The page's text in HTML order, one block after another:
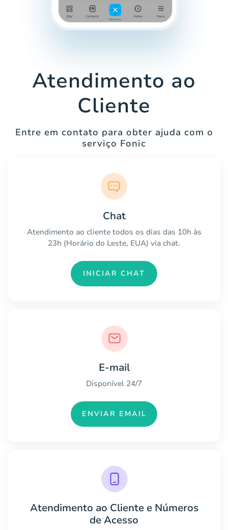
Atendimento ao
Cliente
Entre em contato para obter ajuda com o
serviço Fonic
Chat
Atendimento ao cliente todos os dias das 10h às
23h (Horário do Leste, EUA) via chat.
INICIAR CHAT
E-mail
Disponível 24/7
ENVIAR EMAIL
Atendimento ao Cliente e Números
de Acesso